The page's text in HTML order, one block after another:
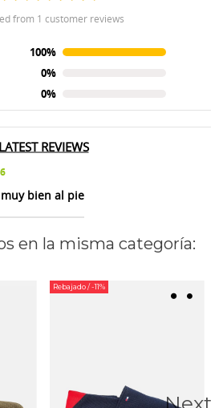
from 1 customer reviews
100%
0%
0%
LATEST REVIEWS
bien al pie
en la misma categoría:
Rebajado/ -11%